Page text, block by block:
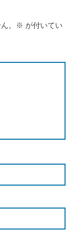
。 ※ が付いてい